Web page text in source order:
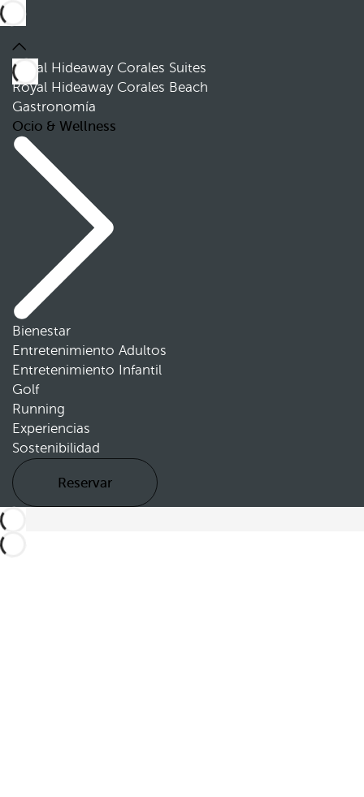
Royal Hideaway Corales Suites
Royal Hideaway Corales Beach
Gastronomía
Ocio & Wellness
Bienestar
Entretenimiento Adultos
Entretenimiento Infantil
Golf
Running
Experiencias
Sostenibilidad
Reservar